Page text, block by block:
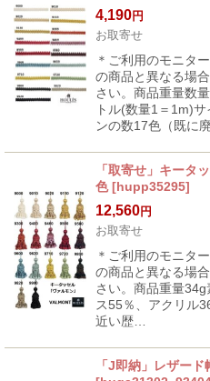
4,190円
お取寄せ
＊ご利用のモニタ
の商品と異なる場
さい。商品重量数
トル(数量1＝1m)
ンの数17色（既に
「取寄せ」キータ
色 [hupp35295]
12,560円
お取寄せ
＊ご利用のモニタ
の商品と異なる場
さい。商品重量
ス55％、アクリル
近い歴…
「J即納」レザー